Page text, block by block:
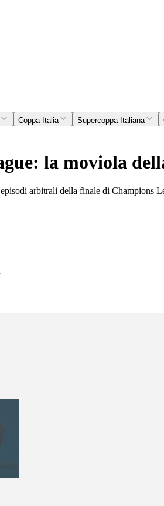
Coppa Italia Supercoppa Italiana
la moviola
arbitrali della finale di Champions